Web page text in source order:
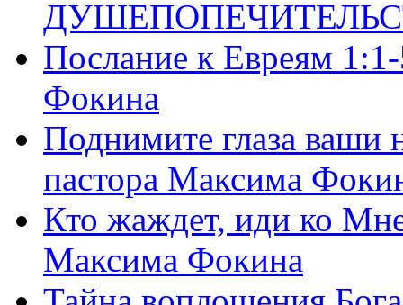
Послание к Евреям
Фокина
Поднимите глаза ваши
пастора Максима
Кто жаждет, иди ко
Максима Фокина